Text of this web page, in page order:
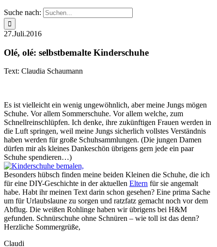
Suche nach:
27.Juli.2016
Olé, olé: selbstbemalte Kinderschuhe
Text: Claudia Schaumann
Es ist vielleicht ein wenig ungewöhnlich, aber meine Jungs mögen
Schuhe. Vor allem Sommerschuhe. Vor allem welche, zum
Schnellreinschlüpfen. Ich denke, ihre zukünftigen Frauen werden in
die Luft springen, weil meine Jungs sicherlich vollstes Verständnis
haben werden für große Schuhsammlungen. (Die jungen Damen
dürfen mir als kleines Dankeschön übrigens gern jede ein paar
Schuhe spendieren…)
Besonders hübsch finden meine beiden Kleinen die Schuhe, die ich
für eine DIY-Geschichte in der aktuellen Eltern für sie angemalt
habe. Habt ihr meinen Text darin schon gesehen? Eine prima Sache
um für Urlaubslaune zu sorgen und ratzfatz gemacht noch vor dem
Abflug. Die weißen Rohlinge haben wir übrigens bei H&M
gefunden. Schnürschuhe ohne Schnüren – wie toll ist das denn?
Herzliche Sommergrüße,
Claudi